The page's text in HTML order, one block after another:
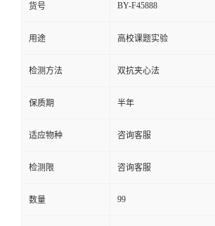
货号 BY-F45888
用途 高校课题实验
检测方法 双抗夹心法
保质期 半年
适应物种 咨询客服
检测限 咨询客服
数量 99